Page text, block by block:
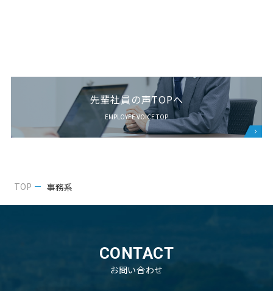
先輩社員の声TOPへ
EMPLOYEE VOICE TOP
TOP 事務系
CONTACT
お問い合わせ